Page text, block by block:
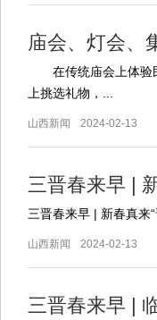
庙会、灯会、
在传统庙会上体验民
上挑选礼物，...
山西新闻 2024-02-13
三晋春来早 |
三晋春来早 | 新春真来
山西新闻 2024-02-13
三晋春来早 |